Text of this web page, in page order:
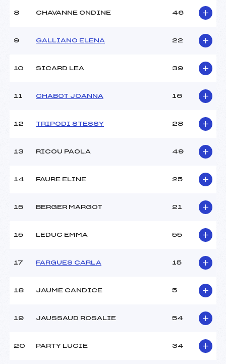
Ouvreurs D :
Météo :
beau
froide
Nombre de portes :
Traceur :
Ouvreurs C :
Ouvreurs E :
-2
Pénalité appliquée :
255.0000
8 CHAVANNE ONDINE 46
9 GALLIANO ELENA 22
10 SICARD LEA 39
11 CHABOT JOANNA 16
12 TRIPODI STESSY 28
13 RICOU PAOLA 49
14 FAURE ELINE 25
15 BERGER MARGOT 21
15 LEDUC EMMA 55
17 FARGUES CARLA 15
18 JAUME CANDICE 5
19 JAUSSAUD ROSALIE 54
20 PARTY LUCIE 34